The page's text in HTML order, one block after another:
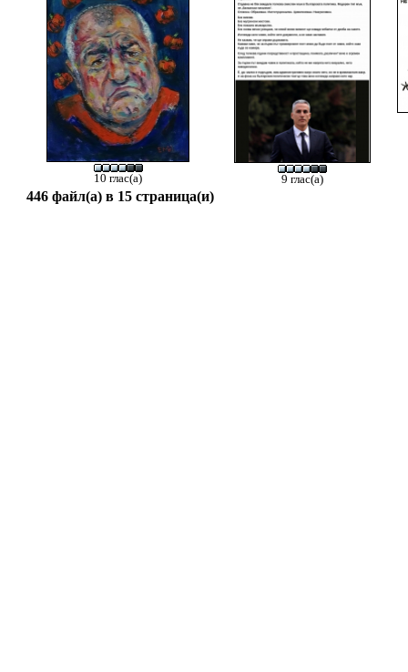
10 глас(а) 9 глас(а)
446 файл(а) в 15 страница(и)